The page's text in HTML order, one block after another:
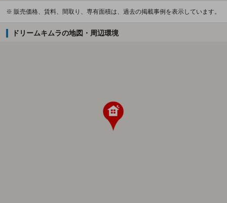
※ 販売価格、賃料、間取り、専有面積は、過去の掲載事例を表示しています。
ドリームキムラの地図・周辺環境